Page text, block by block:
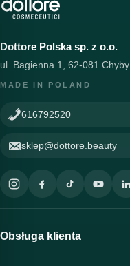
Dottore Polska sp. z o.o.
ul. Bagienna 1, 62-081 Chyby
MADE IN POLAND
616792520
sklep@dottore.beauty
Obsługa klienta